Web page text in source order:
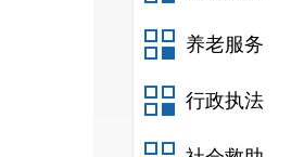
养老服务
行政执法